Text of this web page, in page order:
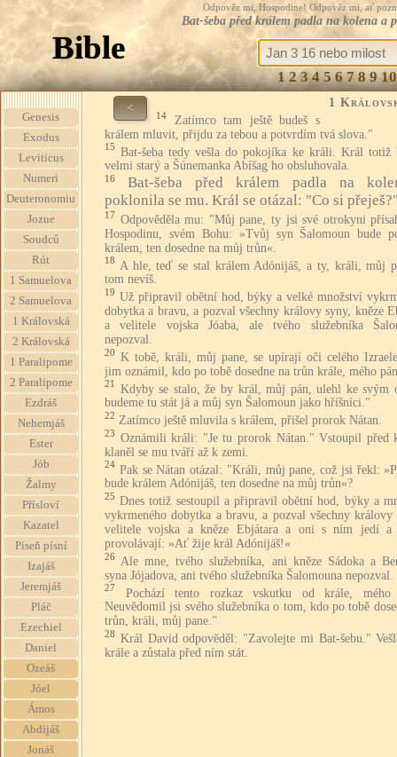
Odpověz mi, Hospodine! Odpověz mi, ať
Bat-šeba před králem padla na kolena a
Bible
1 2 3 4 5 6 7 8 9 10
Genesis
Exodus
Leviticus
Numeri
Deuteronomiu
Jozue
Soudců
Rút
1 Samuelova
2 Samuelova
1 Královská
2 Královská
1 Paralipome
2 Paralipome
Ezdráš
Nehemjáš
Ester
Jób
Žalmy
Přísloví
Kazatel
Píseň písní
Izajáš
Jeremjáš
Pláč
Ezechiel
Daniel
Ozeáš
Jóel
Ámos
Abdijáš
Jonáš
< 1
14
Zatímco tam ještě budeš s
králem mluvit, přijdu za tebou a potvrdím tvá slova."
15 Bat-šeba tedy vešla do pokojíka ke králi. Král totiž
velmi starý a Šúnemanka Abíšag ho obsluhovala.
16
Bat-šeba před králem padla na
poklonila se mu. Král se otázal: "Co si
17 Odpověděla mu: "Můj pane, ty jsi své otrokyni
Hospodinu, svém Bohu: »Tvůj syn Šalomoun bude
králem, ten dosedne na můj trůn«.
18 A hle, teď se stal králem Adónijáš, a ty, králi, můj
tom nevíš.
19 Už připravil obětní hod, býky a velké množství
dobytka a bravu, a pozval všechny královy syny, kněze
a velitele vojska Jóaba, ale tvého služebníka
nepozval.
20 K tobě, králi, můj pane, se upírají oči celého
jim oznámil, kdo po tobě dosedne na trůn krále, mého
21 Kdyby se stalo, že by král, můj pán, ulehl ke svým
budeme tu stát já a můj syn Šalomoun jako hříšníci."
22 Zatímco ještě mluvila s králem, přišel prorok Nátan.
23 Oznámili králi: "Je tu prorok Nátan." Vstoupil před
klaněl se mu tváří až k zemi.
24 Pak se Nátan otázal: "Králi, můj pane, což jsi řekl:
bude králem Adónijáš, ten dosedne na můj trůn«?
25 Dnes totiž sestoupil a připravil obětní hod, býky a
vykrmeného dobytka a bravu, a pozval všechny
velitele vojska a kněze Ebjátara a oni s ním jedí
provolávají: »Ať žije král Adónijáš!«
26
Ale mne, tvého služebníka, ani kněze Sádoka a
syna Jójadova, ani tvého služebníka Šalomouna nepozval.
27
Pochází tento rozkaz vskutku od krále, mého
Neuvědomil jsi svého služebníka o tom, kdo po tobě
trůn, králi, můj pane."
28 Král David odpověděl: "Zavolejte mi Bat-šebu."
krále a zůstala před ním stát.